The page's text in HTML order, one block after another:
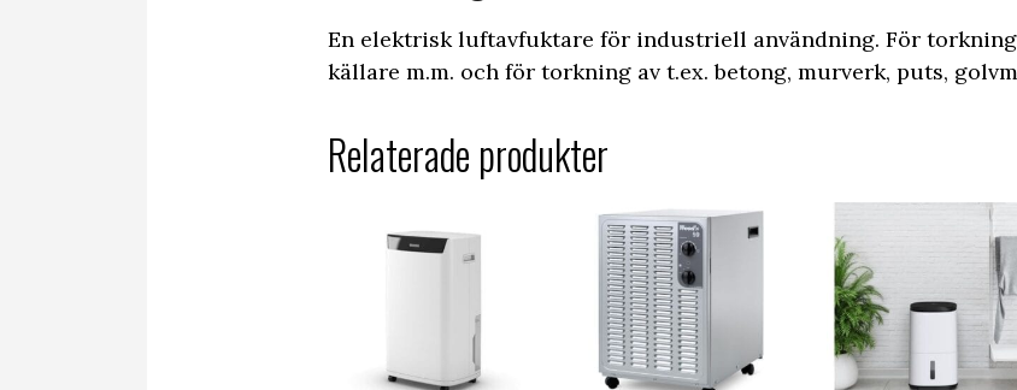
En elektrisk luftavfuktare för industriell användning. För
källare m.m. och för torkning av t.ex. betong, murverk, puts,
Relaterade produkter